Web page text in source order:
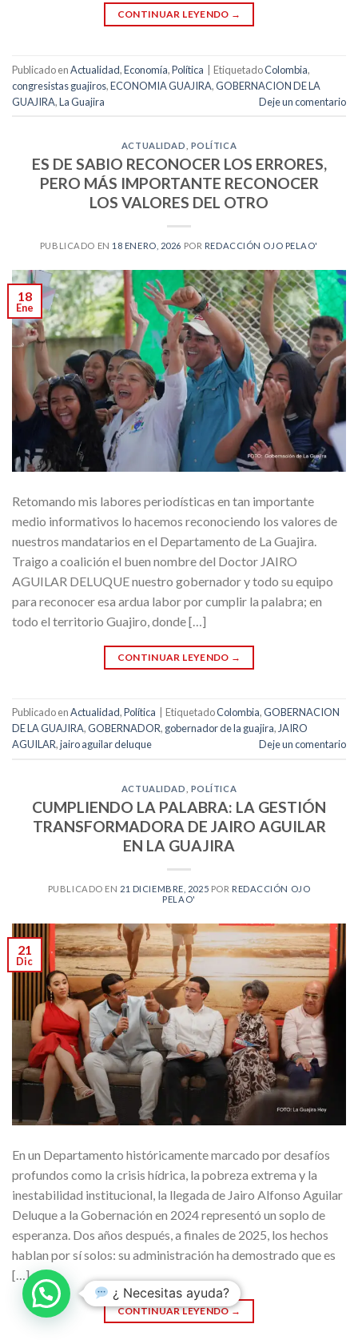
CONTINUAR LEYENDO →
Publicado enActualidad,Economía,Política | EtiquetadoColombia,
congresistas guajiros,ECONOMIA GUAJIRA,GOBERNACION DE LA
GUAJIRA,La Guajira Deje un comentario
ACTUALIDAD POLÍTICA
ES DE SABIO RECONOCER LOS ERRORES,
PERO MÁS IMPORTANTE RECONOCER
LOS VALORES DEL OTRO
PUBLICADO EN 18 ENERO, 2026 POR REDACCIÓN OJO PELAO'
18
Ene
Retomando mis labores periodísticas en tan importante
medio informativos lo hacemos reconociendo los valores de
nuestros mandatarios en el Departamento de La Guajira.
Traigo a coalición el buen nombre del Doctor JAIRO
AGUILAR DELUQUE nuestro gobernador y todo su equipo
para reconocer esa ardua labor por cumplir la palabra; en
todo el territorio Guajiro, donde […]
CONTINUAR LEYENDO →
Publicado enActualidad,Política EtiquetadoColombia,GOBERNACION
DE LA GUAJIRA,GOBERNADOR, gobernador de la guajira,JAIRO
AGUILAR,jairo aguilar deluque Deje un comentario
ACTUALIDAD POLÍTICA
CUMPLIENDO LA PALABRA: LA GESTIÓN
TRANSFORMADORA DE JAIRO AGUILAR
EN LA GUAJIRA
PUBLICADO EN 21 DICIEMBRE, 2025 POR REDACCIÓN OJO
PELAO'
21
Dic
En un Departamento históricamente marcado por desafíos
profundos como la crisis hídrica, la pobreza extrema y la
inestabilidad institucional, la llegada de Jairo Alfonso Aguilar
Deluque a la Gobernación en 2024 representó un soplo de
esperanza. Dos años después, a finales de 2025, los hechos
hablan por sí solos: su administración ha demostrado que es
[…]
CONTINUAR LEYENDO→
¿ Necesitas ayuda?